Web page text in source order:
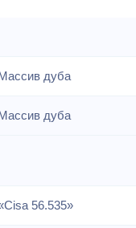
дуба
дуба
56.535»